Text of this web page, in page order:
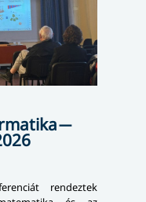
rendeztek